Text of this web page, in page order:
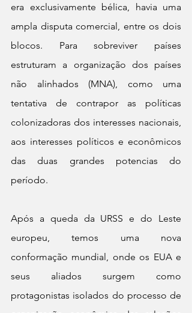
era exclusivamente bélica, havia uma
ampla disputa comercial, entre os dois
blocos. Para sobreviver países
estruturam a organização dos países
não alinhados (MNA), como uma
tentativa de contrapor as políticas
colonizadoras dos interesses nacionais,
aos interesses políticos e econômicos
das duas grandes potencias do
período.
Após a queda da URSS e do Leste
europeu, temos uma nova
conformação mundial, onde os EUA e
seus aliados surgem como
protagonistas isolados do processo de